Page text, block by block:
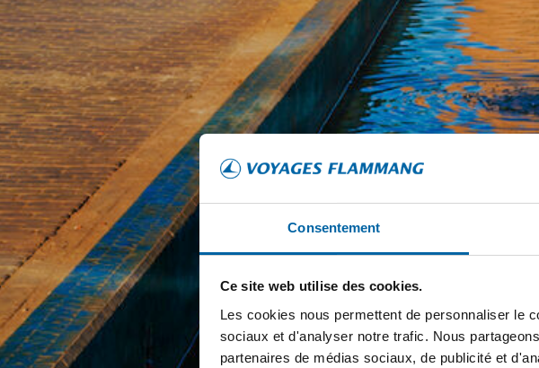
Consentement
Ce site web utilise des cookies.
Les cookies nous permettent de personnaliser le
sociaux et d'analyser notre trafic. Nous
partenaires de médias sociaux, de publicité et